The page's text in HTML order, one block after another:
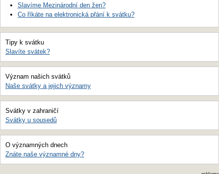
Slavíme Mezinárodní den žen?
Co říkáte na elektronická přání k svátku?
Tipy k svátku
Slavíte svátek?
Význam našich svátků
Naše svátky a jejich významy
Svátky v zahraničí
Svátky u sousedů
O významných dnech
Znáte naše významné dny?